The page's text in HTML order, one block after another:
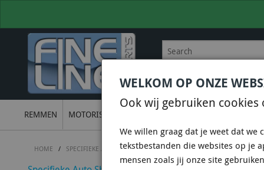
BEL +31 36 844 77 00
REMMEN MOTORISCH
HOME / SPECIFIEKE AUTO SHOPS / SUBARU SHOP / SUBARU WRX
WELKOM OP ONZE
Ook wij gebruiken cookies
We willen graag dat je weet dat we
tekstbestanden die websites op je
mensen zoals jij onze site